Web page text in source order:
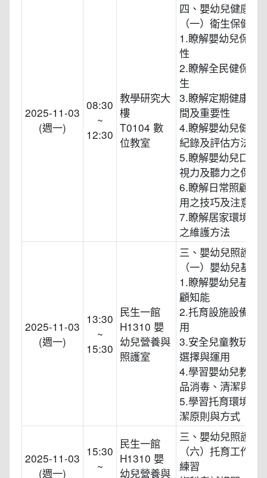
2025-11-03
(週一)
08:30
~
12:30
教學研究大
樓
T0104 數
位教室
四、嬰幼兒健康照
（一）衛生保健知
1.瞭解嬰幼兒保健
性
2.瞭解全民健保及
生
3.瞭解定期健康檢
間及重要性
4.瞭解嬰幼兒健康
紀錄及評估方法
5.瞭解嬰幼兒口腔
視力及聽力之保健
6.瞭解日常照顧嬰
用之技巧及注意事
7.瞭解居家環境衛
之維護方法
2025-11-03
(週一)
13:30
~
15:30
民生一館
H1310 嬰
幼兒營養與
照護室
三、嬰幼兒照護技
（一）嬰幼兒基本
1.瞭解嬰幼兒基本
顧知能
2.托育設施設備選
用
3.安全兒童教玩具
選擇與運用
4.學習嬰幼兒教玩
品消毒、清潔與保
5.學習托育環境消
潔原則與方式
2025-11-03
(週一)
15:30
~
民生一館
H1310 嬰
幼兒營養與
三、嬰幼兒照護技
（六）托育工作綜
練習